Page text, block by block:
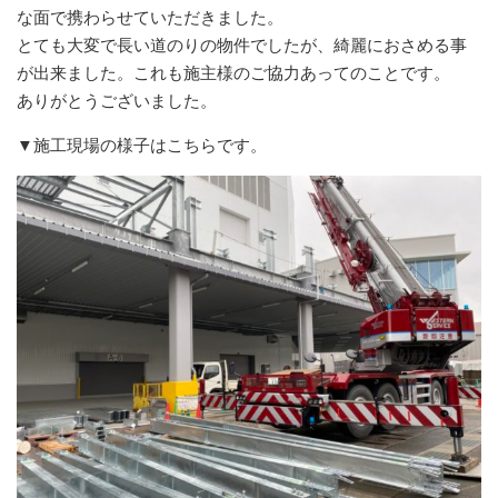
な面で携わらせていただきました。
とても大変で長い道のりの物件でしたが、綺麗におさめる事
が出来ました。これも施主様のご協力あってのことです。
ありがとうございました。
▼施工現場の様子はこちらです。